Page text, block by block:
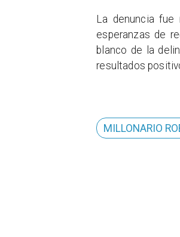
La denuncia fue
esperanzas de
blanco de la
resultados
MILLONARIO